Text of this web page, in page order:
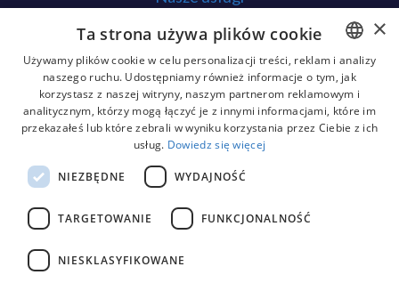
Opinie
Kontakt
Bezpieczeństwo rtg
Finansowanie
Wszystkie prawa zastrzeżone.
POLISH
GERMAN
×
Ta strona używa plików cookie
Używamy plików cookie w celu personalizacji treści, reklam i analizy
naszego ruchu. Udostępniamy również informacje o tym, jak
korzystasz z naszej witryny, naszym partnerom reklamowym i
analitycznym, którzy mogą łączyć je z innymi informacjami, które im
przekazałeś lub które zebrali w wyniku korzystania przez Ciebie z ich
usług. Dowiedz się więcej
NIEZBĘDNE WYDAJNOŚĆ
TARGETOWANIE FUNKCJONALNOŚĆ
NIESKLASYFIKOWANE